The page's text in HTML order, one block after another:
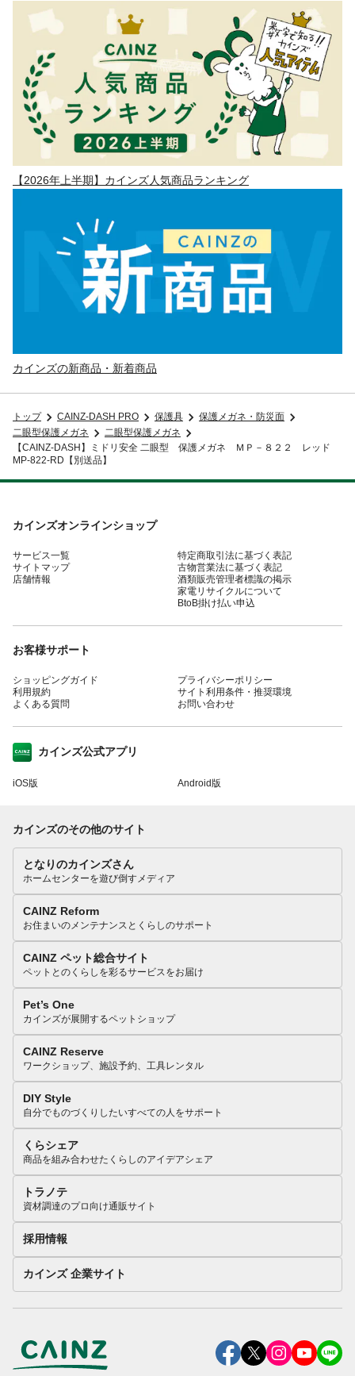
【2026年上半期】カインズ人気商品ランキング
カインズの新商品・新着商品
トップ CAINZ-DASH PRO 保護具
保護メガネ・防災面
二眼型保護メガネ
二眼型保護メガネ
【CAINZ-DASH】ミドリ安全 二眼型 保護メガネ ＭＰ－８２２ レッド
MP-822-RD【別送品】
カインズオンラインショップ
サービス一覧
サイトマップ
店舗情報
特定商取引法に基づく表記
古物営業法に基づく表記
酒類販売管理者標識の掲示
家電リサイクルについて
BtoB掛け払い申込
お客様サポート
ショッピングガイド
利用規約
よくある質問
プライバシーポリシー
サイト利用条件・推奨環境
お問い合わせ
カインズ公式アプリ
iOS版 Android版
カインズのその他のサイト
となりのカインズさん
ホームセンターを遊び倒すメディア
CAINZ Reform
お住まいのメンテナンスとくらしのサポート
CAINZ ペット総合サイト
ペットとのくらしを彩るサービスをお届け
Pet’s One
カインズが展開するペットショップ
CAINZ Reserve
ワークショップ、施設予約、工具レンタル
DIY Style
自分でものづくりしたいすべての人をサポート
くらシェア
商品を組み合わせたくらしのアイデアシェア
トラノテ
資材調達のプロ向け通販サイト
採用情報
カインズ 企業サイト